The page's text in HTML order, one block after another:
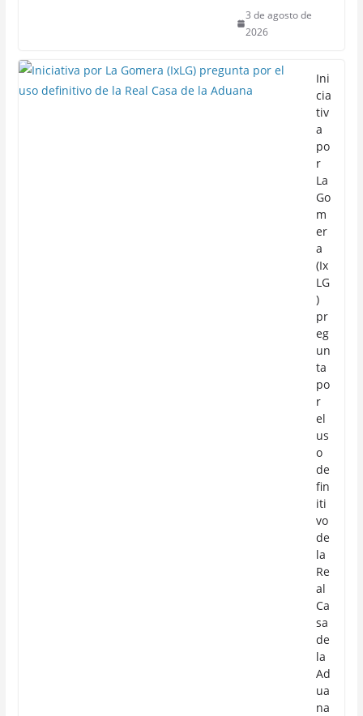
3 de agosto de
2026
Ini
cia
tiv
a
po
r
La
Go
m
er
a
(Ix
LG
)
pr
eg
un
ta
po
r
el
us
o
de
fin
iti
vo
de
la
Re
al
Ca
sa
de
la
Ad
ua
na